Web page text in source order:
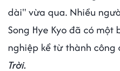
dài" vừa qua. Nhiều
Song Hye Kyo đã có
nghiệp kể từ thành công
Trời.